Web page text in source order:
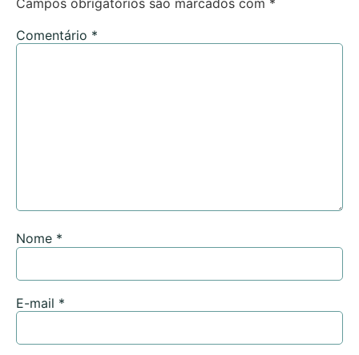
Comentário *
Nome *
E-mail *